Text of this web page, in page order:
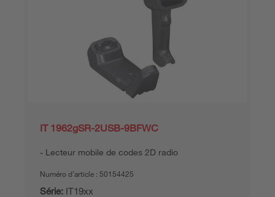
IT 1962gSR-2USB-9BFWC
Lecteur mobile de codes 2D radio
Numéro d’article : 50154425
Série: IT19xx